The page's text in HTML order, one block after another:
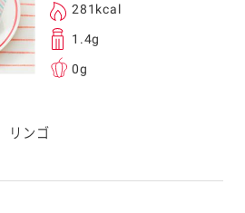
281kcal
1.4g
0g
リンゴ